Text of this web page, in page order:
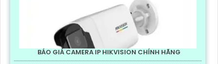
BÁO GIÁ CAMERA IP HIKVISION CHÍNH HÃNG